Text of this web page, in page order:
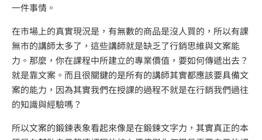
一件事情。
在市場上的真實現況是，有無數的商品是沒人買的，所以有課
無市的講師太多了，這些講師就是缺乏了行銷思維與文案能
力。那麼，你在課程中所建立的專業價值，要如何傳遞出去？
就是靠文案。而且很關鍵的是所有的講師其實都應該要具備文
案的能力，因為其實我們在授課的過程不就是在行銷我們過往
的知識與經驗嗎？
所以文案的鍛鍊表象看起來像是在鍛鍊文字力，其實真正的本